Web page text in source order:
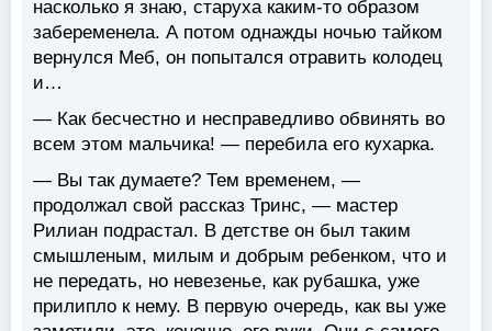
насколько я знаю, старуха каким-то образом
забеременела. А потом однажды ночью тайком
вернулся Меб, он попытался отравить колодец
и…
— Как бесчестно и несправедливо обвинять во
всем этом мальчика! — перебила его кухарка.
— Вы так думаете? Тем временем, —
продолжал свой рассказ Тринс, — мастер
Рилиан подрастал. В детстве он был таким
смышленым, милым и добрым ребенком, что и
не передать, но невезенье, как рубашка, уже
прилипло к нему. В первую очередь, как вы уже